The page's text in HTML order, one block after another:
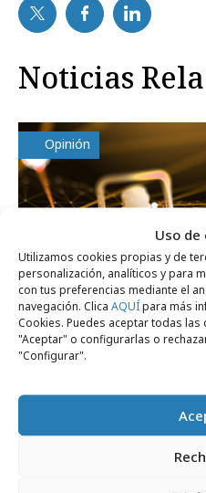
Uso de
Utilizamos cookies propias y de
personalización, analíticos y para
con tus preferencias mediante el
navegación. Clica AQUÍpara más
Cookies. Puedes aceptar todas
"Aceptar" o configurarlas o
"Configurar".
Noticias
Opinión
Seguir
estáticos: la nueva